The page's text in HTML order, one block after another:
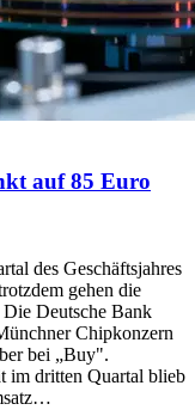
auf 85 Euro
des Geschäftsjahres
gehen die
Deutsche Bank
Chipkonzern
bei „Buy".
im dritten Quartal blieb